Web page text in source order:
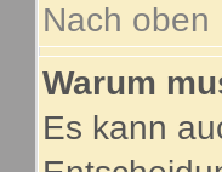
Nach oben
Warum
Es kann